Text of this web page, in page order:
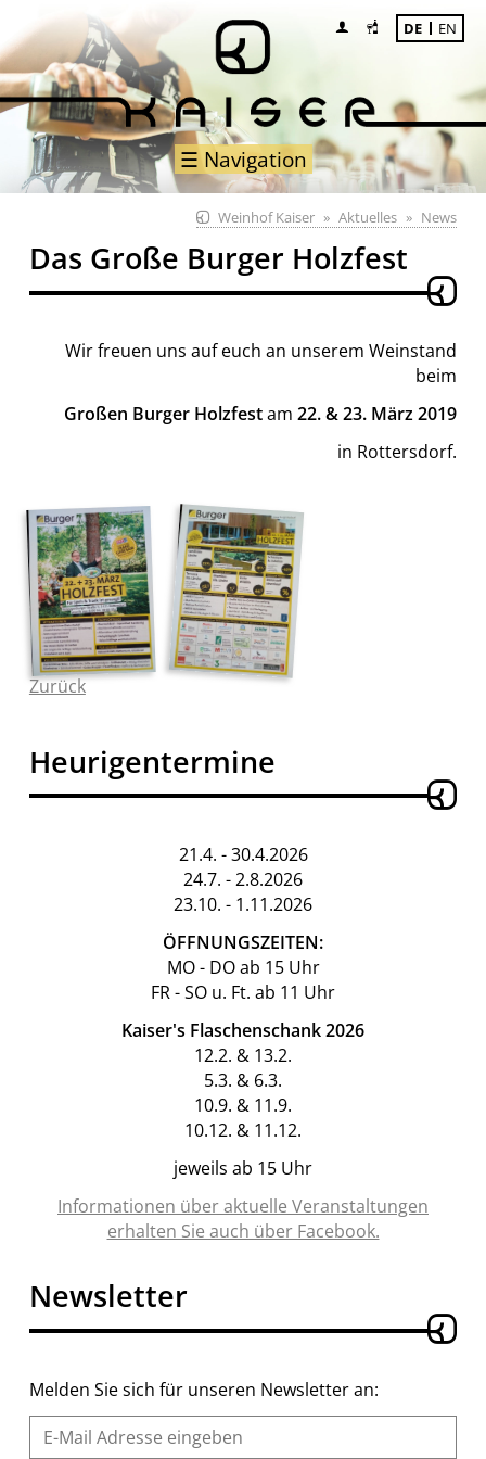
☰ Navigation
DE EN
Weinhof Kaiser Aktuelles News
Das Große Burger Holzfest
Wir freuen uns auf euch an unserem Weinstand
beim
Großen Burger Holzfestam22. & 23. März 2019
in Rottersdorf.
Zurück
Heurigentermine
21.4. - 30.4.2026
24.7. - 2.8.2026
23.10. - 1.11.2026
ÖFFNUNGSZEITEN:
MO - DO ab 15 Uhr
FR - SO u. Ft. ab 11 Uhr
Kaiser's Flaschenschank 2026
12.2. & 13.2.
5.3. & 6.3.
10.9. & 11.9.
10.12. & 11.12.
jeweils ab 15 Uhr
Informationen über aktuelle Veranstaltungen
erhalten Sie auch über Facebook.
Newsletter
Melden Sie sich für unseren Newsletter an: